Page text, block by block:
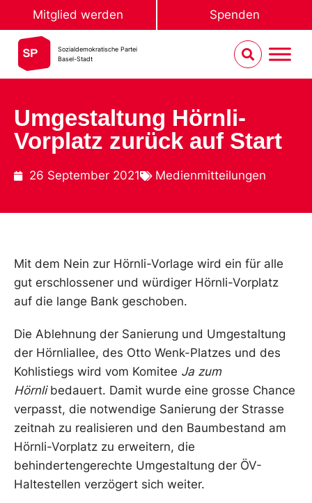
Mitglied werden Spenden
Sozialdemokratische Partei
Basel-Stadt
Umgestaltung Hörnli-
Vorplatz zurück auf Start
26 September 2021 Medienmitteilungen
Mit dem Nein zur Hörnli-Vorlage wird ein für alle
gut erschlossener und würdiger Hörnli-Vorplatz
auf die lange Bank geschoben.
Die Ablehnung der Sanierung und Umgestaltung
der Hörnliallee, des Otto Wenk-Platzes und des
Kohlistiegs wird vom Komitee Ja zum
Hörnlibedauert. Damit wurde eine grosse Chance
verpasst, die notwendige Sanierung der Strasse
zeitnah zu realisieren und den Baumbestand am
Hörnli-Vorplatz zu erweitern, die
behindertengerechte Umgestaltung der ÖV-
Haltestellen verzögert sich weiter.